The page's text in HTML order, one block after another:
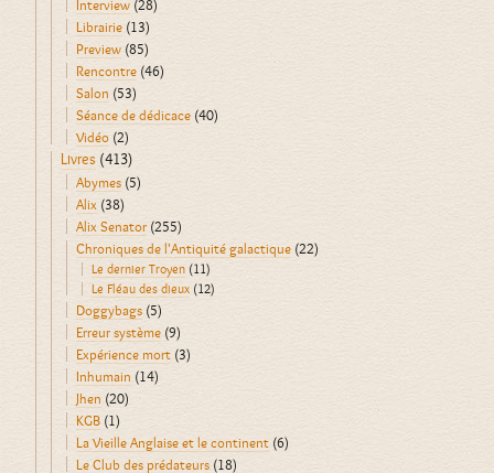
Interview (28)
Librairie (13)
Preview (85)
Rencontre (46)
Salon (53)
Séance de dédicace (40)
Vidéo (2)
Livres (413)
Abymes (5)
Alix (38)
Alix Senator (255)
Chroniques de l'Antiquité galactique (22)
Le dernier Troyen (11)
Le Fléau des dieux (12)
Doggybags (5)
Erreur système (9)
Expérience mort (3)
Inhumain (14)
Jhen (20)
KGB (1)
La Vieille Anglaise et le continent (6)
Le Club des prédateurs (18)